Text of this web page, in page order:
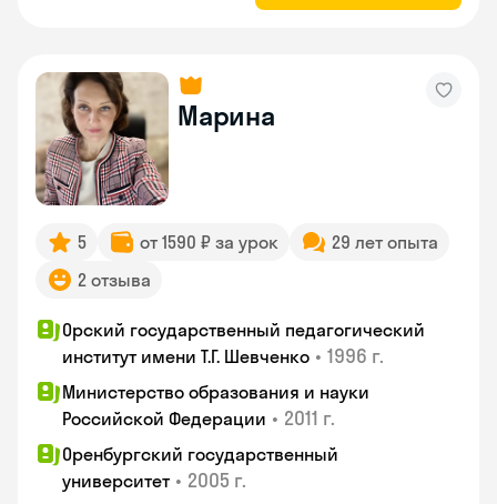
Марина
5 от 1590 ₽ за урок
29 лет опыта
2 отзыва
Орский государственный педагогический
институт имени Т.Г. Шевченко • 1996 г.
Министерство образования и науки
Российской Федерации • 2011 г.
Оренбургский государственный
университет • 2005 г.